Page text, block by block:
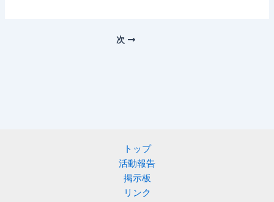
次
トップ
活動報告
掲示板
リンク